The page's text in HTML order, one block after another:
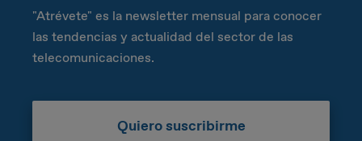
"Atrévete" es la newsletter mensual para conocer
las tendencias y actualidad del sector de las
telecomunicaciones.
Quiero suscribirme